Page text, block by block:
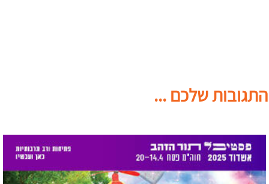
התגובות שלכם ...